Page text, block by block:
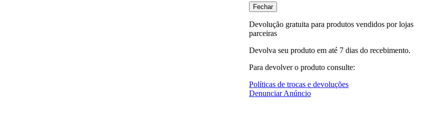
Fechar
Devolução gratuita para produtos vendidos por lojas
parceiras
Devolva seu produto em até 7 dias do recebimento.
Para devolver o produto consulte:
Políticas de trocas e devoluções
Denunciar Anúncio